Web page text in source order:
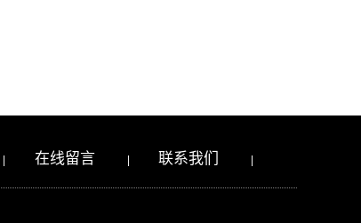
在线留言 联系我们